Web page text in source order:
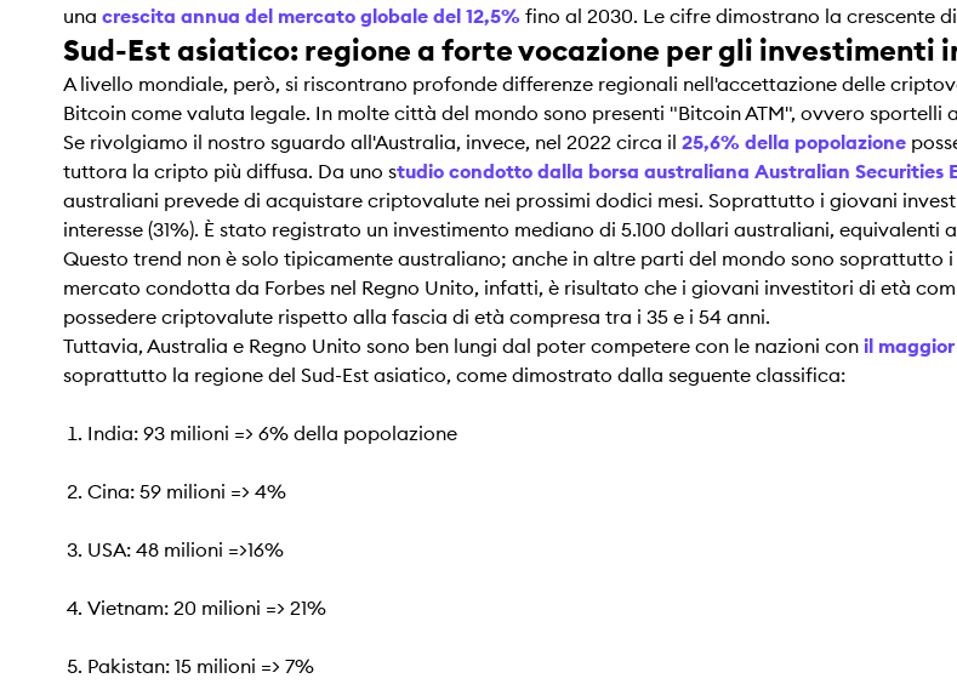
una crescita annua del mercato globale del 12,5% fino al 2030. Le cifre dimostrano la crescente
Sud-Est asiatico: regione a forte vocazione per gli investimenti
A livello mondiale, però, si riscontrano profonde differenze regionali nell'accettazione delle
Bitcoin come valuta legale. In molte città del mondo sono presenti "Bitcoin ATM", ovvero
Se rivolgiamo il nostro sguardo all'Australia, invece, nel 2022 circa il 25,6% della popolazione
tuttora la cripto più diffusa. Da uno studio condotto dalla borsa australiana Australian Securities
australiani prevede di acquistare criptovalute nei prossimi dodici mesi. Soprattutto i giovani
interesse (31%). È stato registrato un investimento mediano di 5.100 dollari australiani, equivalenti
Questo trend non è solo tipicamente australiano; anche in altre parti del mondo sono
mercato condotta da Forbes nel Regno Unito, infatti, è risultato che i giovani investitori di età
possedere criptovalute rispetto alla fascia di età compresa tra i 35 e i 54 anni.
Tuttavia, Australia e Regno Unito sono ben lungi dal poter competere con le nazioni con il
soprattutto la regione del Sud-Est asiatico, come dimostrato dalla seguente classifica:
India: 93 milioni => 6% della popolazione
Cina: 59 milioni => 4%
USA: 48 milioni =>16%
Vietnam: 20 milioni => 21%
Pakistan: 15 milioni => 7%